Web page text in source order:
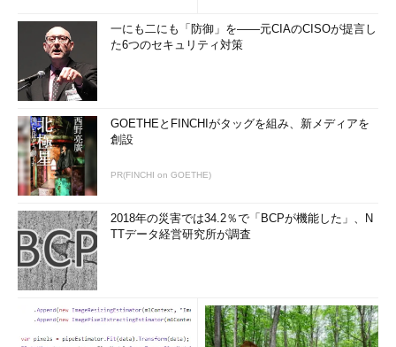
Flash Playerヘルプ｜リリースノート | Flash Player 20、
AIR 20
このような経緯から想像するに、Windowsに組み込まれた
Flash Playerについては、緊急性の高いセキュリティ更新につい
てはその都度対応し、不具合の修正についてはWindows Update
の月例のリリースサイクルで行われる方針のようです。
しばらく放置された不具合の影響を受けるのは、ごく一部の
Webサイトやアプリケーションだけかもしれません。不具合の影
響をすぐに解消したければ、IEやMicrosoft Edgeとは別に、
Flash Playerの提供ルートが異なるWebブラウザ（Chromeや
Firefox）をもう1つ、いつでも使える状態にしておくのがよいか
悲報！ Windows 8のIE 10用Flash Playerは
一にも二にも「防御」を――元CIAのCISOが提言し
た6つのセキュリティ対策
GOETHEとFINCHIがタッグを組み、新メディアを
創設
PR(FINCHI on GOETHE)
2018年の災害では34.2％で「BCPが機能した」、N
TTデータ経営研究所が調査